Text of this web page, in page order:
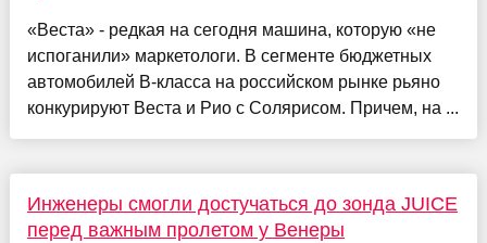
«Веста» - редкая на сегодня машина, которую «не
испоганили» маркетологи. В сегменте бюджетных
автомобилей B-класса на российском рынке рьяно
конкурируют Веста и Рио с Солярисом. Причем, на ...
Инженеры смогли достучаться до зонда JUICE
перед важным пролетом у Венеры